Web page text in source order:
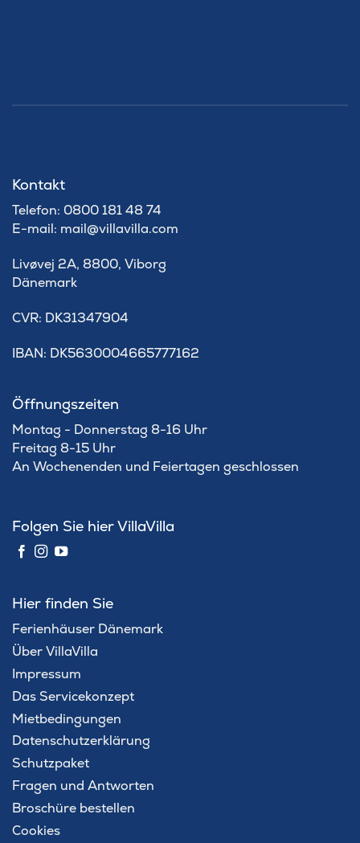
Kontakt
Telefon: 0800 181 48 74
E-mail: mail@villavilla.com
Livøvej 2A, 8800, Viborg
Dänemark
​CVR: DK31347904
IBAN: DK5630004665777162
Öffnungszeiten
Montag - Donnerstag 8-16 Uhr
Freitag 8-15 Uhr
An Wochenenden und Feiertagen geschlossen
Folgen Sie hier VillaVilla
Hier finden Sie
Ferienhäuser Dänemark
Über VillaVilla
Impressum
Das Servicekonzept
Mietbedingungen
Datenschutzerklärung
Schutzpaket
Fragen und Antworten
Broschüre bestellen
Cookies